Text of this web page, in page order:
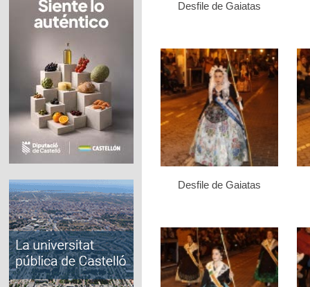
Desfile de Gaiatas
Desfile de Gaiatas